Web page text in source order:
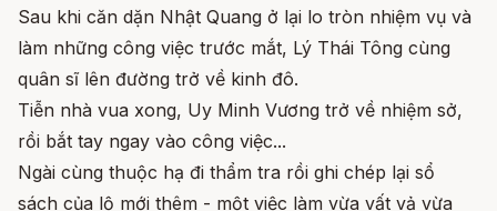
Sau khi căn dặn Nhật Quang ở lại lo tròn nhiệm vụ và
làm những công việc trước mắt, Lý Thái Tông cùng
quân sĩ lên đường trở về kinh đô.
Tiễn nhà vua xong, Uy Minh Vương trở về nhiệm sở,
rồi bắt tay ngay vào công việc...
Ngài cùng thuộc hạ đi thẩm tra rồi ghi chép lại sổ
sách của lộ mới thêm - một việc làm vừa vất vả vừa